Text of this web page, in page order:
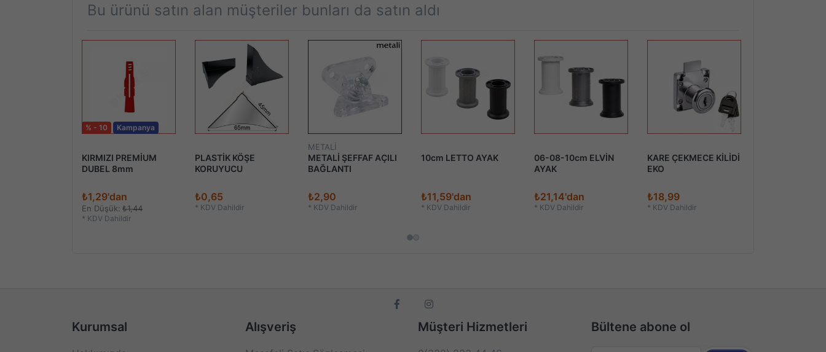
Bu ürünü satın alan müşteriler bunları da satın aldı
% - 10 Kampanya
KIRMIZI PREMİUM
DUBEL 8mm
₺1,29'dan
En Düşük: ₺1,44
* KDV Dahildir
PLASTİK KÖŞE
KORUYUCU
₺0,65
* KDV Dahildir
METALİ
METALİ ŞEFFAF AÇILI
BAĞLANTI
₺2,90
* KDV Dahildir
10cm LETTO AYAK
₺11,59'dan
* KDV Dahildir
06-08-10cm ELVİN
AYAK
₺21,14'dan
* KDV Dahildir
KARE ÇEKMECE KİLİDİ
EKO
₺18,99
* KDV Dahildir
Kurumsal Alışveriş Müşteri Hizmetleri Bültene abone ol